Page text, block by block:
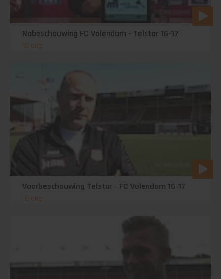
Nabeschouwing FC Volendam - Telstar 16-17
19 aug
Voorbeschouwing Telstar - FC Volendam 16-17
18 aug